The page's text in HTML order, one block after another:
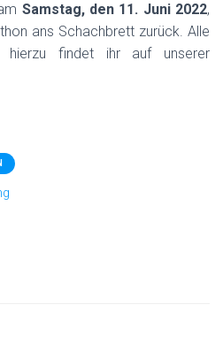
Samstag, den 11. Juni 2022,
ans Schachbrett zurück. Alle
hierzu findet ihr auf unserer